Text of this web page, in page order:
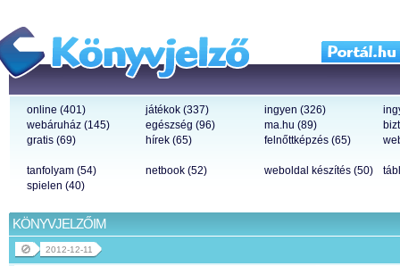
online (401) játékok (337) ingyen (326)
webáruház (145)
egészség (96) ma.hu (89)
gratis (69)
hírek (65) felnőttképzés (65)
tanfolyam (54) netbook (52) weboldal készítés (50)
spielen (40)
KÖNYVJELZŐIM
2012-12-11